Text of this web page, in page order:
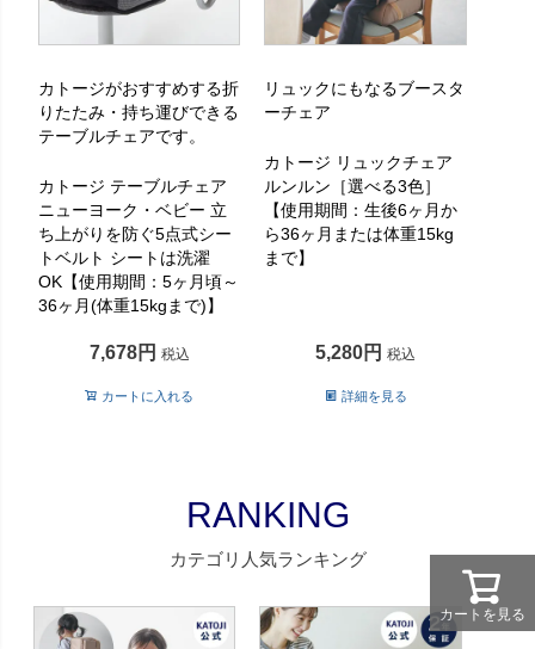
カトージがおすすめする折
りたたみ・持ち運びできる
テーブルチェアです。
カトージ テーブルチェア
ニューヨーク・ベビー 立
ち上がりを防ぐ5点式シー
トベルト シートは洗濯
OK【使用期間：5ヶ月頃～
36ヶ月(体重15kgまで)】
7,678 税込
カートに入れる
リュックにもなるブースタ
ーチェア
カトージ リュックチェア
ルンルン［選べる3色］
【使用期間：生後6ヶ月か
ら36ヶ月または体重15kg
まで】
5,280 税込
詳細を見る
RANKING
カテゴリ人気ランキング
カートを見る